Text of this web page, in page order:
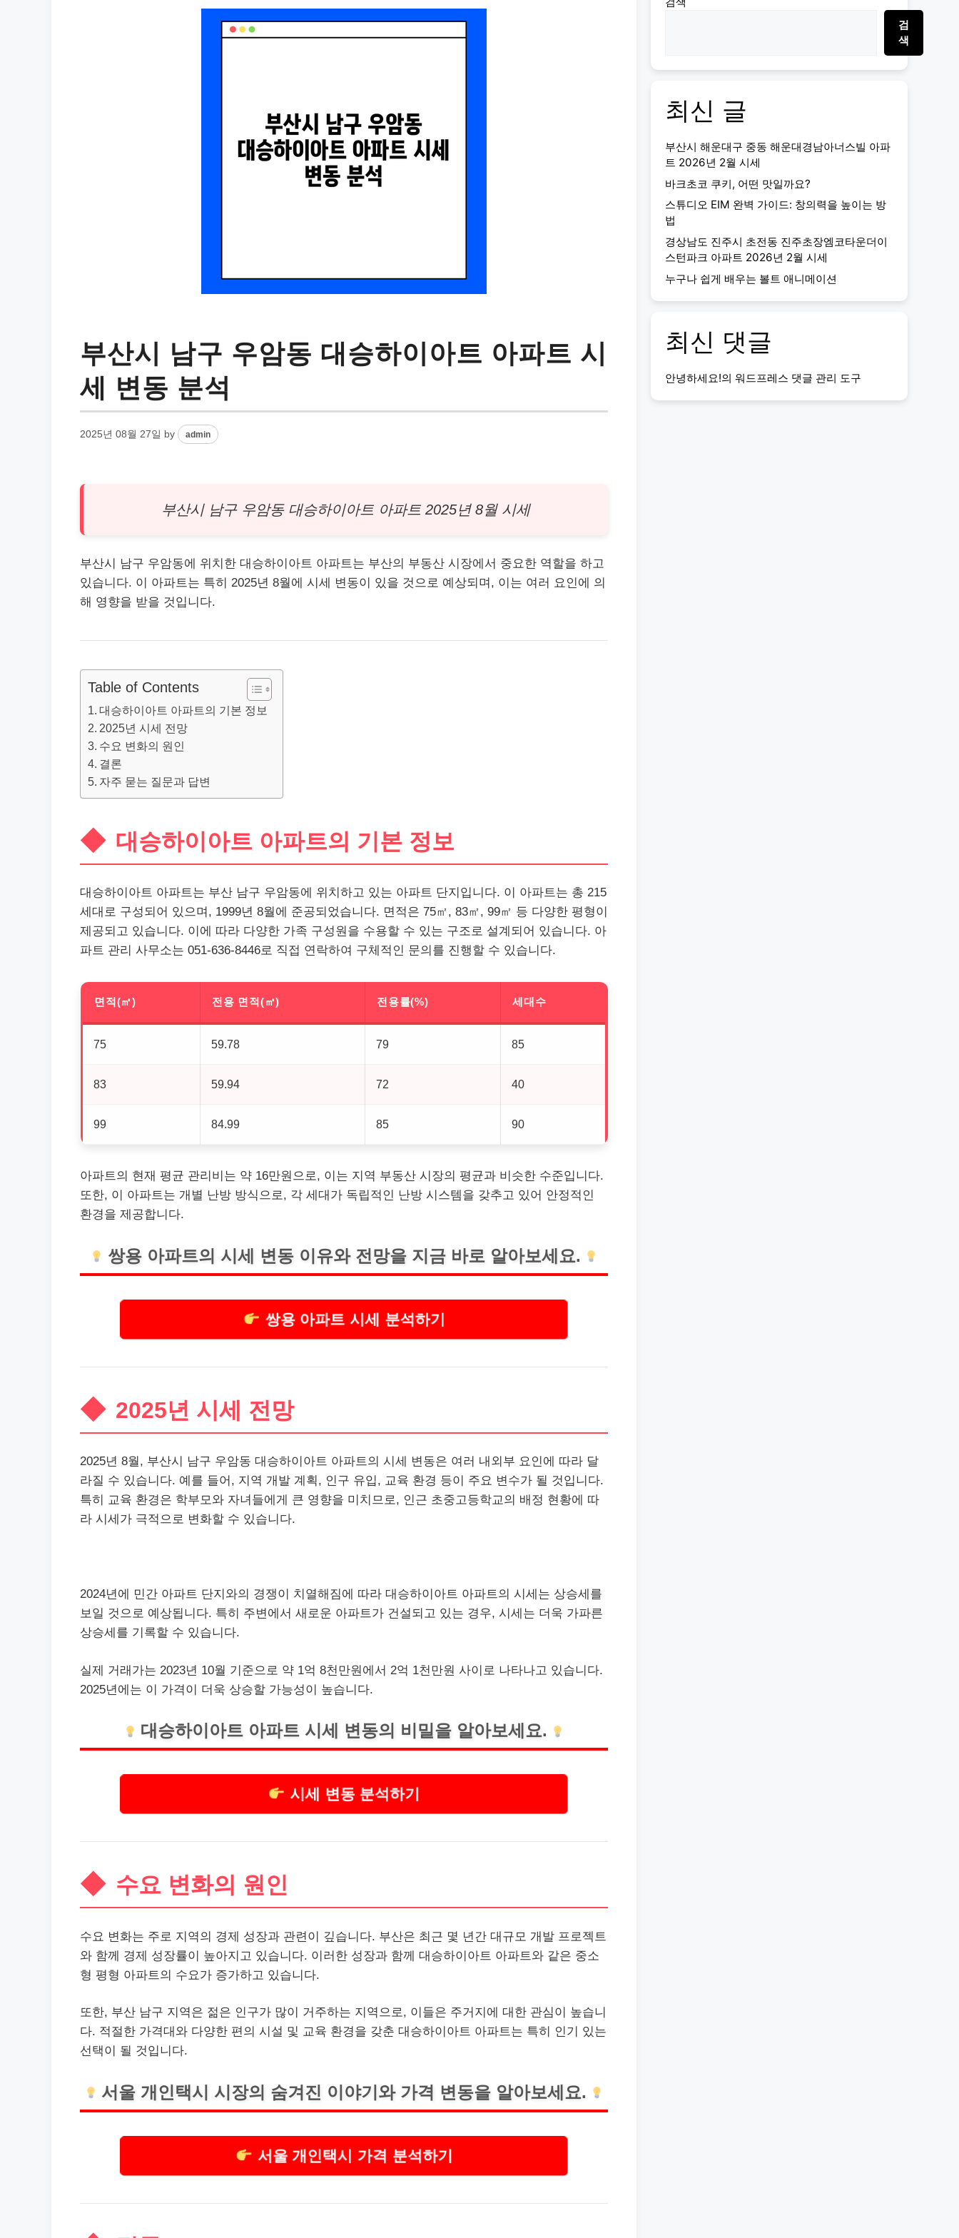
부산시 남구 우암동 대승하이아트 아파트 시
세 변동 분석
2025년 08월 27일 by admin
부산시 남구 우암동 대승하이아트 아파트 2025년 8월 시세
부산시 남구 우암동에 위치한 대승하이아트 아파트는 부산의 부동산 시장에서 중요한 역할을 하고
있습니다. 이 아파트는 특히 2025년 8월에 시세 변동이 있을 것으로 예상되며, 이는 여러 요인에 의
해 영향을 받을 것입니다.
Table of Contents
대승하이아트 아파트의 기본 정보
2025년 시세 전망
수요 변화의 원인
결론
자주 묻는 질문과 답변
대승하이아트 아파트의 기본 정보
대승하이아트 아파트는 부산 남구 우암동에 위치하고 있는 아파트 단지입니다. 이 아파트는 총 215
세대로 구성되어 있으며, 1999년 8월에 준공되었습니다. 면적은 75㎡, 83㎡, 99㎡ 등 다양한 평형이
제공되고 있습니다. 이에 따라 다양한 가족 구성원을 수용할 수 있는 구조로 설계되어 있습니다. 아
파트 관리 사무소는 051-636-8446로 직접 연락하여 구체적인 문의를 진행할 수 있습니다.
면적(㎡) 전용 면적(㎡) 전용률(%) 세대수
75 59.78 79 85
83 59.94 72 40
99 84.99 85 90
아파트의 현재 평균 관리비는 약 16만원으로, 이는 지역 부동산 시장의 평균과 비슷한 수준입니다.
또한, 이 아파트는 개별 난방 방식으로, 각 세대가 독립적인 난방 시스템을 갖추고 있어 안정적인
환경을 제공합니다.
쌍용 아파트의 시세 변동 이유와 전망을 지금 바로 알아보세요.
쌍용 아파트 시세 분석하기
2025년 시세 전망
2025년 8월, 부산시 남구 우암동 대승하이아트 아파트의 시세 변동은 여러 내외부 요인에 따라 달
라질 수 있습니다. 예를 들어, 지역 개발 계획, 인구 유입, 교육 환경 등이 주요 변수가 될 것입니다.
특히 교육 환경은 학부모와 자녀들에게 큰 영향을 미치므로, 인근 초중고등학교의 배정 현황에 따
라 시세가 극적으로 변화할 수 있습니다.
2024년에 민간 아파트 단지와의 경쟁이 치열해짐에 따라 대승하이아트 아파트의 시세는 상승세를
보일 것으로 예상됩니다. 특히 주변에서 새로운 아파트가 건설되고 있는 경우, 시세는 더욱 가파른
상승세를 기록할 수 있습니다.
실제 거래가는 2023년 10월 기준으로 약 1억 8천만원에서 2억 1천만원 사이로 나타나고 있습니다.
2025년에는 이 가격이 더욱 상승할 가능성이 높습니다.
대승하이아트 아파트 시세 변동의 비밀을 알아보세요.
시세 변동 분석하기
수요 변화의 원인
수요 변화는 주로 지역의 경제 성장과 관련이 깊습니다. 부산은 최근 몇 년간 대규모 개발 프로젝트
와 함께 경제 성장률이 높아지고 있습니다. 이러한 성장과 함께 대승하이아트 아파트와 같은 중소
형 평형 아파트의 수요가 증가하고 있습니다.
또한, 부산 남구 지역은 젊은 인구가 많이 거주하는 지역으로, 이들은 주거지에 대한 관심이 높습니
다. 적절한 가격대와 다양한 편의 시설 및 교육 환경을 갖춘 대승하이아트 아파트는 특히 인기 있는
선택이 될 것입니다.
서울 개인택시 시장의 숨겨진 이야기와 가격 변동을 알아보세요.
서울 개인택시 가격 분석하기
검
색
최신 글
부산시 해운대구 중동 해운대경남아너스빌 아파
트 2026년 2월 시세
바크초코 쿠키, 어떤 맛일까요?
스튜디오 EIM 완벽 가이드: 창의력을 높이는 방
법
경상남도 진주시 초전동 진주초장엠코타운더이
스턴파크 아파트 2026년 2월 시세
누구나 쉽게 배우는 볼트 애니메이션
최신 댓글
안녕하세요!의 워드프레스 댓글 관리 도구